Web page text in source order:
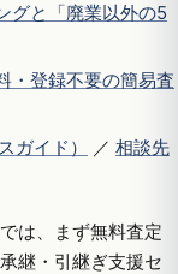
グと「廃業以外の5
・登録不要の簡易査
ガイド）
／ 相談先
は、まず無料査定
継・引継ぎ支援セ